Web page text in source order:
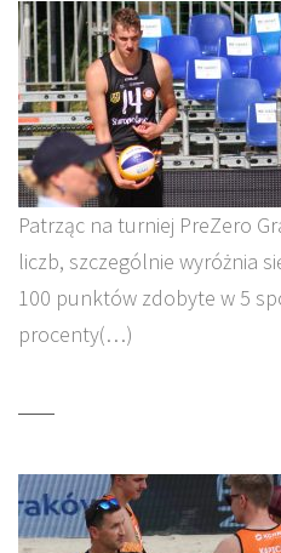
Patrząc na turniej PreZero
liczb, szczególnie wyróżnia
100 punktów zdobyte w 5
procenty(…)